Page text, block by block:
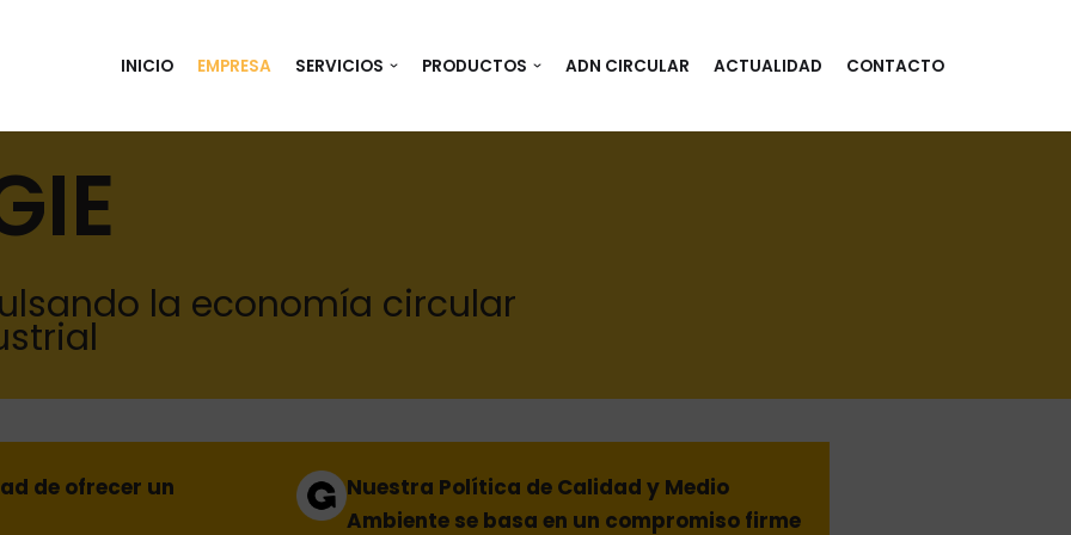
INICIO EMPRESA SERVICIOS PRODUCTOS ADN CIRCULAR ACTUALIDAD CONTACTO
la economía circular
de ofrecer un
Nuestra Política de Calidad y Medio
Ambiente se basa en un compromiso firme